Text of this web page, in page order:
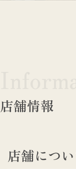
店舗情報
店舗につい